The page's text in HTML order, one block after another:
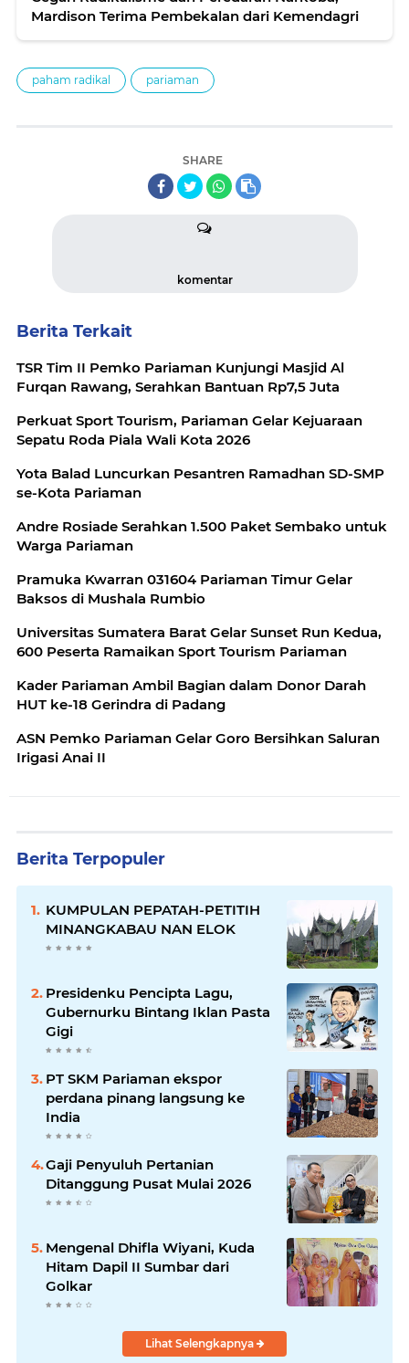
Mardison Terima Pembekalan dari Kemendagri
paham radikal pariaman
SHARE
komentar
Berita Terkait
TSR Tim II Pemko Pariaman Kunjungi Masjid Al
Furqan Rawang, Serahkan Bantuan Rp7,5 Juta
Perkuat Sport Tourism, Pariaman Gelar Kejuaraan
Sepatu Roda Piala Wali Kota 2026
Yota Balad Luncurkan Pesantren Ramadhan SD-SMP
se-Kota Pariaman
Andre Rosiade Serahkan 1.500 Paket Sembako untuk
Warga Pariaman
Pramuka Kwarran 031604 Pariaman Timur Gelar
Baksos di Mushala Rumbio
Universitas Sumatera Barat Gelar Sunset Run Kedua,
600 Peserta Ramaikan Sport Tourism Pariaman
Kader Pariaman Ambil Bagian dalam Donor Darah
HUT ke-18 Gerindra di Padang
ASN Pemko Pariaman Gelar Goro Bersihkan Saluran
Irigasi Anai II
Berita Terpopuler
KUMPULAN PEPATAH-PETITIH
MINANGKABAU NAN ELOK
Presidenku Pencipta Lagu,
Gubernurku Bintang Iklan Pasta
Gigi
PT SKM Pariaman ekspor
perdana pinang langsung ke
India
Gaji Penyuluh Pertanian
Ditanggung Pusat Mulai 2026
Mengenal Dhifla Wiyani, Kuda
Hitam Dapil II Sumbar dari
Golkar
Lihat Selengkapnya